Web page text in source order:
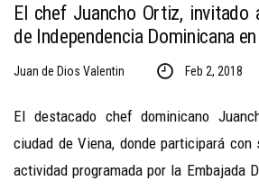
El chef Juancho Ortiz, invitado
de Independencia Dominicana
Juan de Dios Valentin Feb 2, 2018
El destacado chef dominicano
ciudad de Viena, donde participará
actividad programada por la Embajada